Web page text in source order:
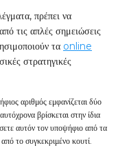
πρέπει να
τις απλές σημειώσεις
τα online
στρατηγικές
αριθμός εμφανίζεται δύο
βρίσκεται στην ίδια
αυτόν τον υποψήφιο από τα
το συγκεκριμένο κουτί.